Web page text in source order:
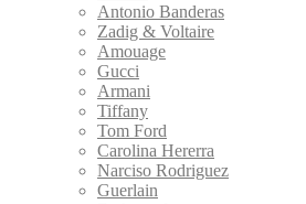
Antonio Banderas
Zadig & Voltaire
Amouage
Gucci
Armani
Tiffany
Tom Ford
Carolina Hererra
Narciso Rodriguez
Guerlain